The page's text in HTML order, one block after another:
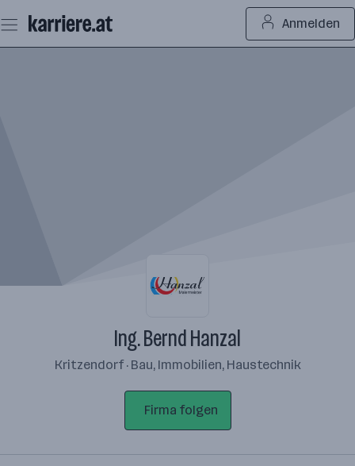
Seiteninhalt
springen
Anmelden
Ing. Bernd Hanzal
Kritzendorf · Bau, Immobilien, Haustechnik
Firma folgen